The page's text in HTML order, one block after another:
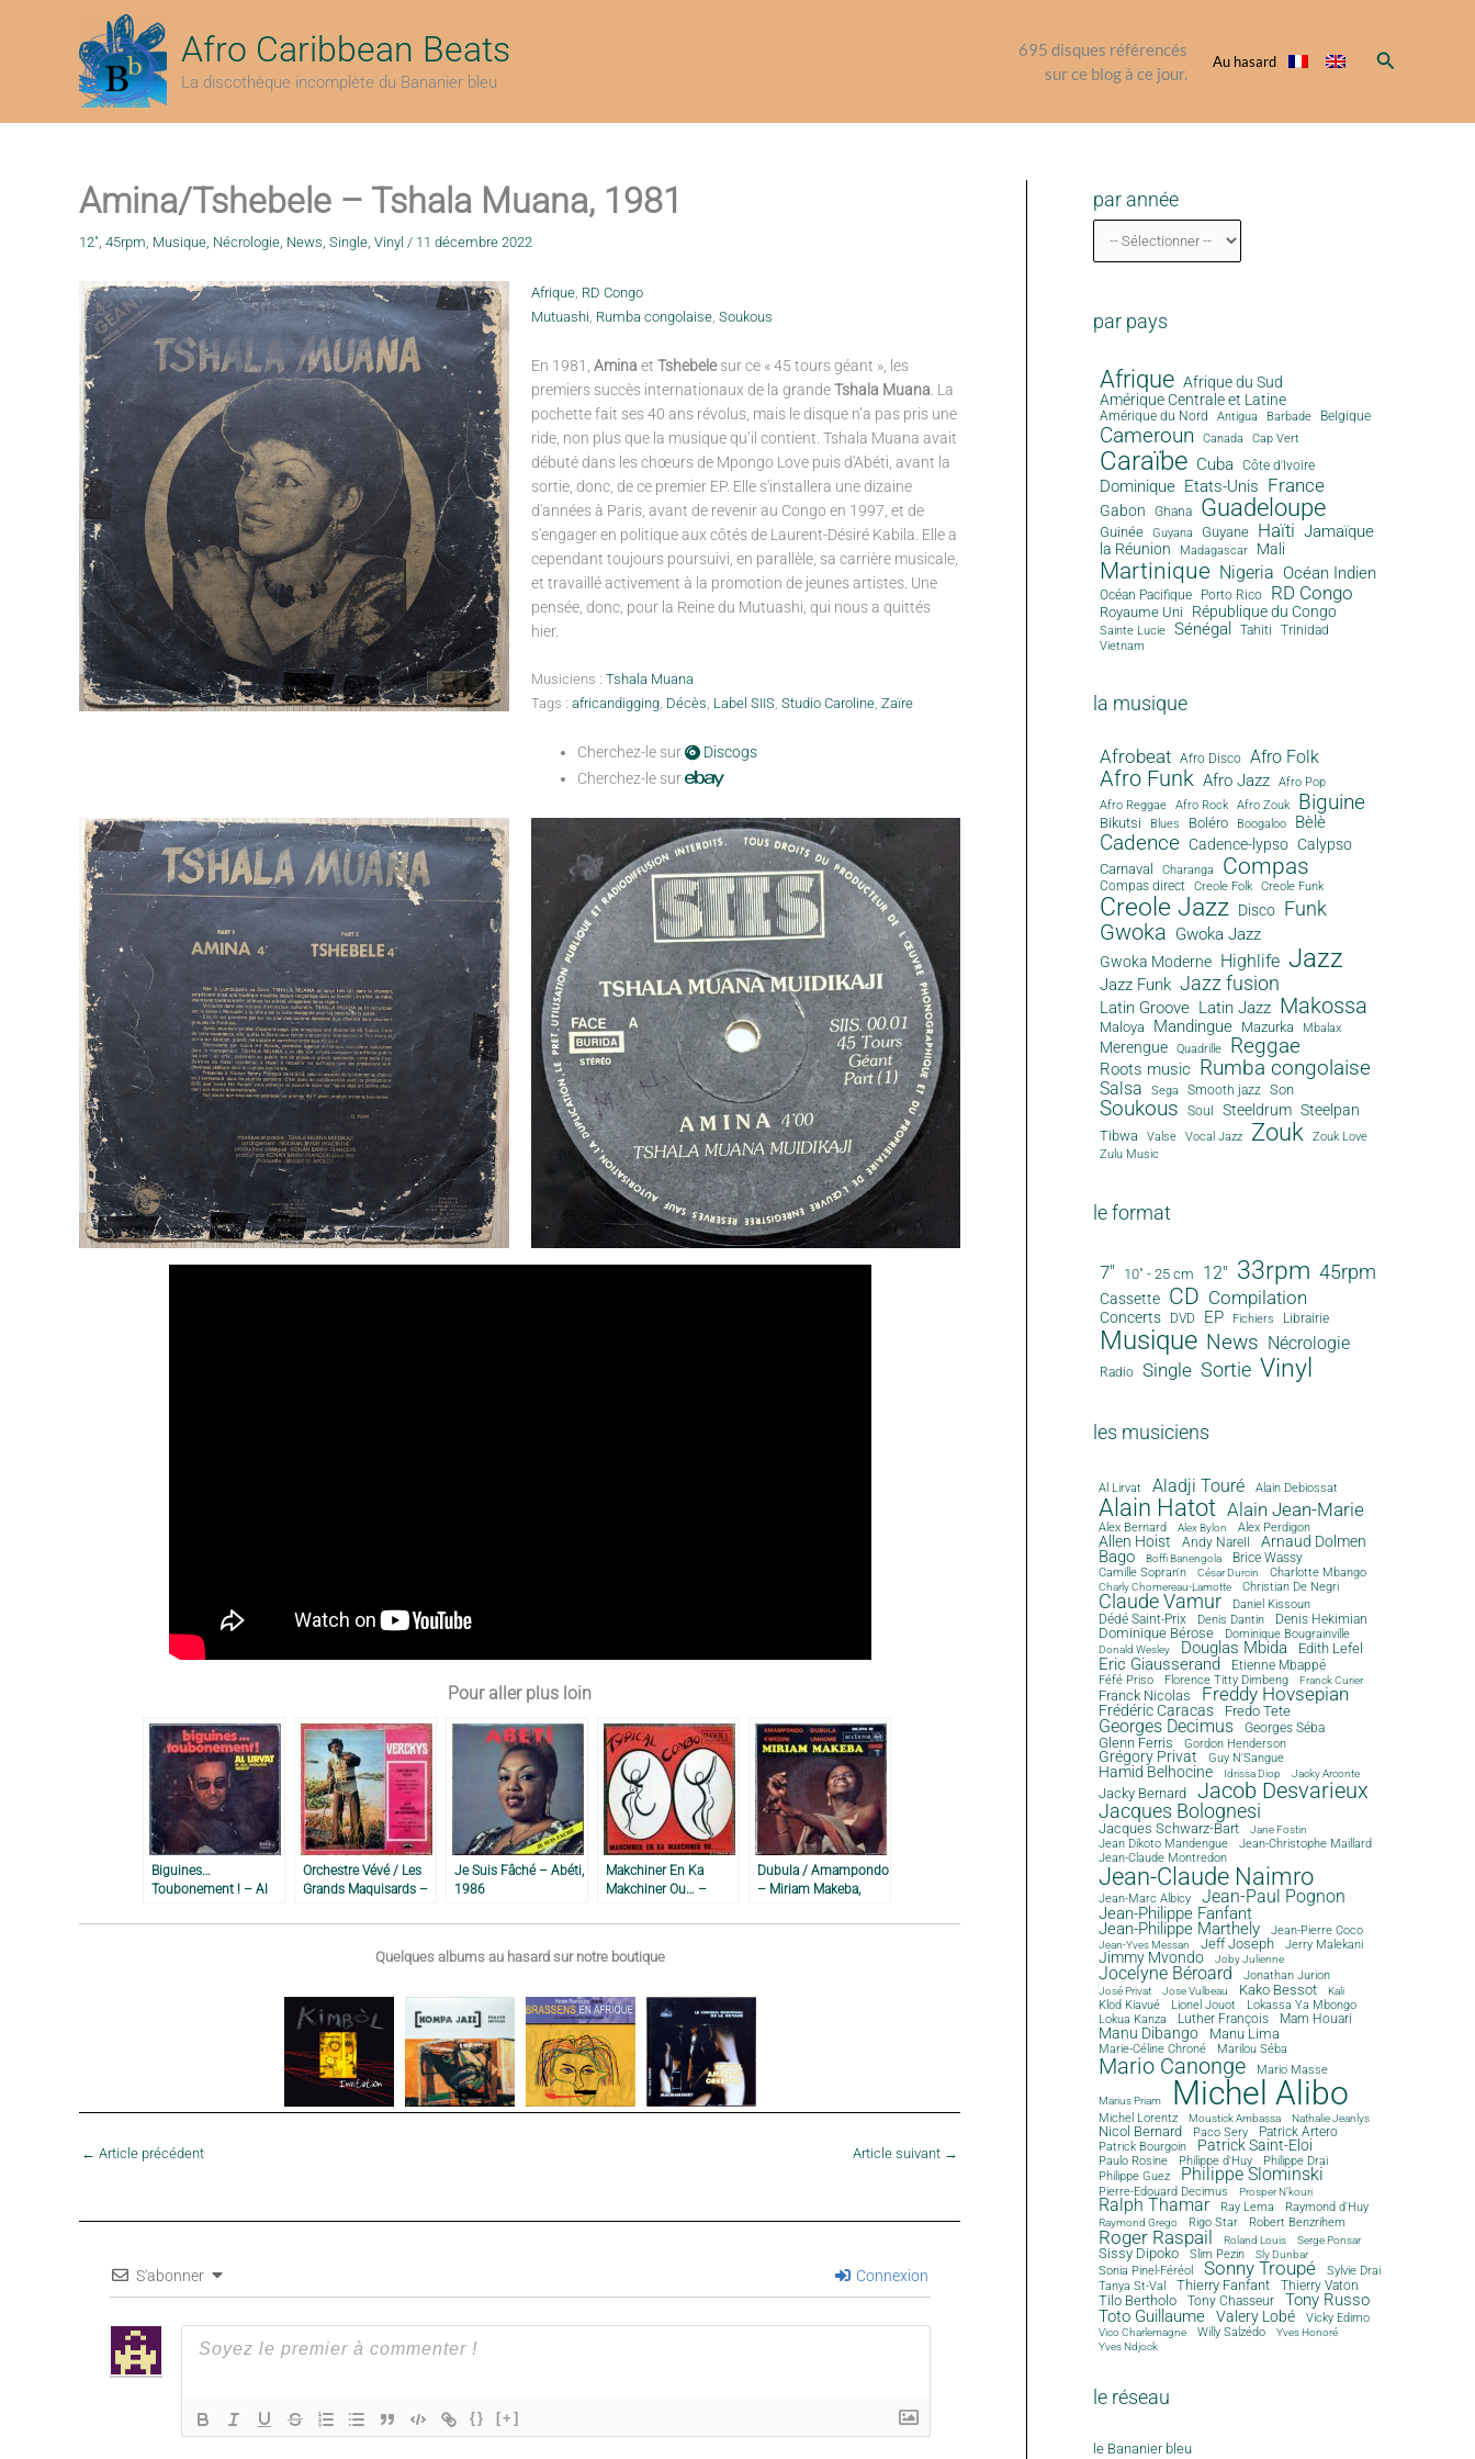
Afro Caribbean Beats
La discothèque incomplète du Bananier bleu
695 disques référencés
sur ce blog à ce jour.
Au hasard Rechercher
Amina/Tshebele – Tshala Muana, 1981
12", 45rpm, Musique, Nécrologie, News, Single, Vinyl / 11 décembre 2022
Afrique, RD Congo
Mutuashi, Rumba congolaise, Soukous
En 1981, Amina et Tshebelesur ce « 45 tours géant », les
premiers succès internationaux de la grandeTshala Muana . La
pochette fait ses 40 ans révolus, mais le disque n’a pas pris une
ride, non plus que la musique qu’il contient. Tshala Muana avait
débuté dans les chœurs de Mpongo Love puis d'Abéti, avant la
sortie, donc, de ce premier EP. Elle s'installera une dizaine
d'années à Paris, avant de revenir au Congo en 1997, et de
s'engager en politique aux côtés de Laurent-Désiré Kabila. Elle a
cependant toujours poursuivi, en parallèle, sa carrière musicale,
et travaillé activement à la promotion de jeunes artistes. Une
pensée, donc, pour la Reine du Mutuashi, qui nous a quittés
hier.
Musiciens : Tshala Muana
Tags : africandigging, Décès, Label SIIS, Studio Caroline, Zaïre
Cherchez-le sur
Discogs
Cherchez-le sur
Pour aller plus loin
Biguines…
Toubonement ! – Al
Orchestre Vévé / Les
Grands Maquisards –
Je Suis Fâché – Abéti,
1986
Makchiner En Ka
Makchiner Ou… –
Dubula / Amampondo
– Miriam Makeba,
Quelques albums au hasard sur notre boutique
← Article précédent Article suivant →
S'abonner Connexion
{} [+]
par année
par pays
Afrique Afrique du Sud
Amérique Centrale et Latine
Amérique du Nord Antigua Barbade Belgique
Cameroun Canada Cap Vert
Caraïbe Cuba Côte d'Ivoire
Dominique Etats-Unis France
Gabon Ghana Guadeloupe
Guinée Guyana Guyane Haïti Jamaïque
la Réunion Madagascar Mali
Martinique Nigeria Océan Indien
Océan Pacifique Porto Rico RD Congo
Royaume Uni République du Congo
Sainte Lucie Sénégal Tahiti Trinidad
Vietnam
la musique
Afrobeat Afro Disco Afro Folk
Afro Funk Afro Jazz
Afro Pop
Afro Reggae
Afro Rock Afro Zouk Biguine
Bikutsi Blues Boléro Boogaloo Bèlè
Cadence Cadence-lypso Calypso
Carnaval Charanga Compas
Compas direct Creole Folk Creole Funk
Creole Jazz Disco Funk
Gwoka Gwoka Jazz
Gwoka Moderne Highlife Jazz
Jazz Funk Jazz fusion
Latin Groove Latin Jazz Makossa
Maloya Mandingue Mazurka Mbalax
Merengue Quadrille Reggae
Roots music Rumba congolaise
Salsa Sega Smooth jazz Son
Soukous Soul Steeldrum Steelpan
Tibwa Valse Vocal Jazz Zouk
Zouk Love
Zulu Music
le format
7" 10" - 25 cm 12" 33rpm 45rpm
Cassette CD Compilation
Concerts DVD EP Fichiers Librairie
Musique News Nécrologie
Radio Single Sortie Vinyl
les musiciens
Al Lirvat Aladji Touré Alain Debiossat
Alain Hatot Alain Jean-Marie
Alex Bernard Alex Bylon Alex Perdigon
Allen Hoist Andy Narell Arnaud Dolmen
Bago Boffi Banengola
Brice Wassy
Camille Sopran'n
César Durcin Charlotte Mbango
Charly Chomereau-Lamotte Christian De Negri
Claude Vamur Daniel Kissoun
Dédé Saint-Prix Denis Dantin Denis Hekimian
Dominique Bérose Dominique Bougrainville
Donald Wesley Douglas Mbida Edith Lefel
Eric Giausserand Etienne Mbappé
Féfé Priso Florence Titty Dimbeng Franck Curier
Franck Nicolas Freddy Hovsepian
Frédéric Caracas Fredo Tete
Georges Decimus Georges Séba
Glenn Ferris Gordon Henderson
Grégory Privat Guy N'Sangue
Hamid Belhocine Idrissa Diop Jacky Arconte
Jacky Bernard Jacob Desvarieux
Jacques Bolognesi
Jacques Schwarz-Bart Jane Fostin
Jean Dikoto Mandengue
Jean-Christophe Maillard
Jean-Claude Montredon
Jean-Claude Naimro
Jean-Marc Albicy Jean-Paul Pognon
Jean-Philippe Fanfant
Jean-Philippe Marthely Jean-Pierre Coco
Jean-Yves Messan Jeff Joseph Jerry Malekani
Jimmy Mvondo Joby Julienne
Jocelyne Béroard Jonathan Jurion
José Privat Jose Vulbeau Kako Bessot Kali
Klod Kiavué Lionel Jouot
Lokassa Ya Mbongo
Lokua Kanza
Luther François Mam Houari
Manu Dibango Manu Lima
Marie-Céline Chroné Marilou Séba
Mario Canonge Mario Masse
Marius Priam Michel Alibo
Michel Lorentz Moustick Ambassa Nathalie Jeanlys
Nicol Bernard Paco Sery
Patrick Artero
Patrick Bourgoin
Patrick Saint-Eloi
Paulo Rosine Philippe d'Huy
Philippe Drai
Philippe Guez
Philippe Slominski
Pierre-Edouard Decimus Prosper N'kouri
Ralph Thamar Ray Lema Raymond d'Huy
Raymond Grego Rigo Star Robert Benzrihem
Roger Raspail Roland Louis Serge Ponsar
Sissy Dipoko Slim Pezin Sly Dunbar
Sonia Pinel-Féréol Sonny Troupé Sylvie Drai
Tanya St-Val Thierry Fanfant Thierry Vaton
Tilo Bertholo Tony Chasseur
Tony Russo
Toto Guillaume
Valery Lobé Vicky Edimo
Vico Charlemagne Willy Salzédo
Yves Honoré
Yves Ndjock
le réseau
le Bananier bleu